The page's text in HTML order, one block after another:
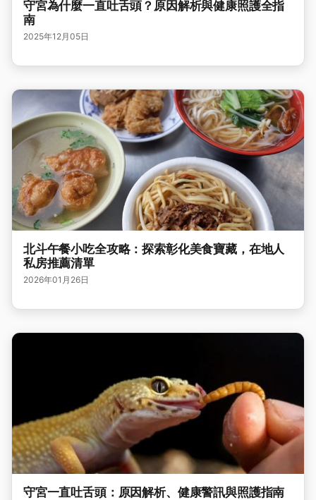
守宮為什麼一直吐舌頭？原因解析與健康照護全指
南
2025年12月05日
北斗午餐小吃全攻略：探索彰化美食寶藏，在地人
私房推薦清單
2026年01月26日
守宮一直吐舌頭：原因解析、健康警訊與照護指南